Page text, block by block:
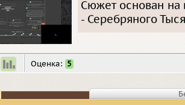
Сюжет основан на
- Серебряного
Оценка: 5